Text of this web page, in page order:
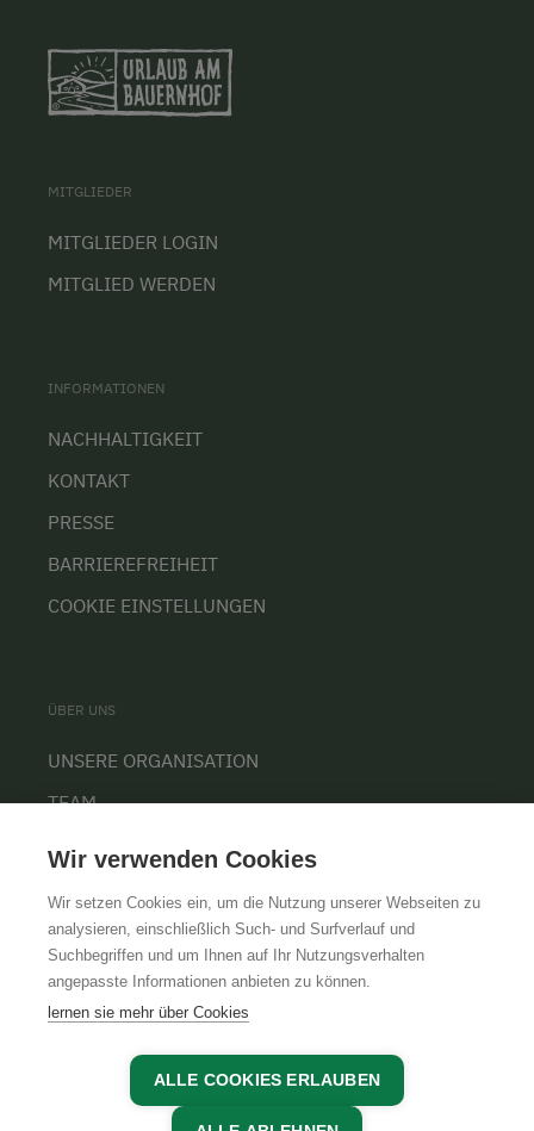
MITGLIEDER
MITGLIEDER LOGIN
MITGLIED WERDEN
INFORMATIONEN
NACHHALTIGKEIT
KONTAKT
PRESSE
BARRIEREFREIHEIT
COOKIE EINSTELLUNGEN
ÜBER UNS
UNSERE ORGANISATION
TEAM
KARRIERE
AGBIMPRESSUMDATENSCHUTZ
Wir verwenden Cookies
Wir setzen Cookies ein, um die Nutzung unserer Webseiten zu
analysieren, einschließlich Such- und Surfverlauf und
Suchbegriffen und um Ihnen auf Ihr Nutzungsverhalten
angepasste Informationen anbieten zu können.
lernen sie mehr über Cookies
ALLE COOKIES ERLAUBEN